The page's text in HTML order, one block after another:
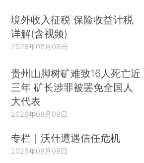
境外收入征税 保险收益计税
详解(含视频)
2026年08月08日
贵州山脚树矿难致16人死亡近
三年 矿长涉罪被罢免全国人
大代表
2026年08月08日
专栏｜沃什遭遇信任危机
2026年08月08日